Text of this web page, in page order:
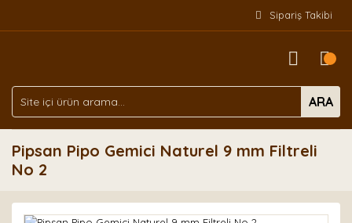
Sipariş Takibi
ARA
Pipsan Pipo Gemici Naturel 9 mm Filtreli
No 2